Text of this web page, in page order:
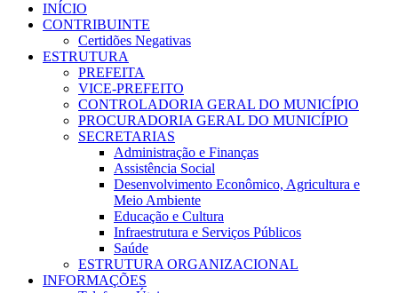
INÍCIO
CONTRIBUINTE
Certidões Negativas
ESTRUTURA
PREFEITA
VICE-PREFEITO
CONTROLADORIA GERAL DO MUNICÍPIO
PROCURADORIA GERAL DO MUNICÍPIO
SECRETARIAS
Administração e Finanças
Assistência Social
Desenvolvimento Econômico, Agricultura e
Meio Ambiente
Educação e Cultura
Infraestrutura e Serviços Públicos
Saúde
ESTRUTURA ORGANIZACIONAL
INFORMAÇÕES